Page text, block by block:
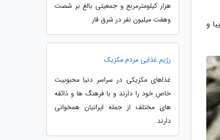
و
هزار کیلومترمربع و جمعیتی بالغ بر شصت
وهفت میلیون نفر در شرق قار
رژیم غذایی مردم مکزیک
غذاهای مکزیکی در سراسر دنیا محبوبیت
خاص خود را دارند و با فرهنگ ها و ذائقه
های مختلف از جمله ایرانیان همخوانی
دارند.